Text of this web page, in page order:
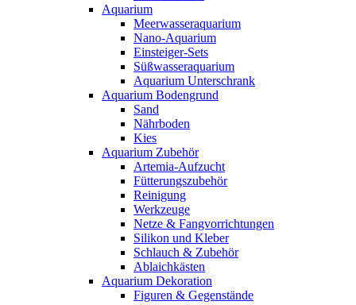
Aquarium
Meerwasseraquarium
Nano-Aquarium
Einsteiger-Sets
Süßwasseraquarium
Aquarium Unterschrank
Aquarium Bodengrund
Sand
Nährboden
Kies
Aquarium Zubehör
Artemia-Aufzucht
Fütterungszubehör
Reinigung
Werkzeuge
Netze & Fangvorrichtungen
Silikon und Kleber
Schlauch & Zubehör
Ablaichkästen
Aquarium Dekoration
Figuren & Gegenstände